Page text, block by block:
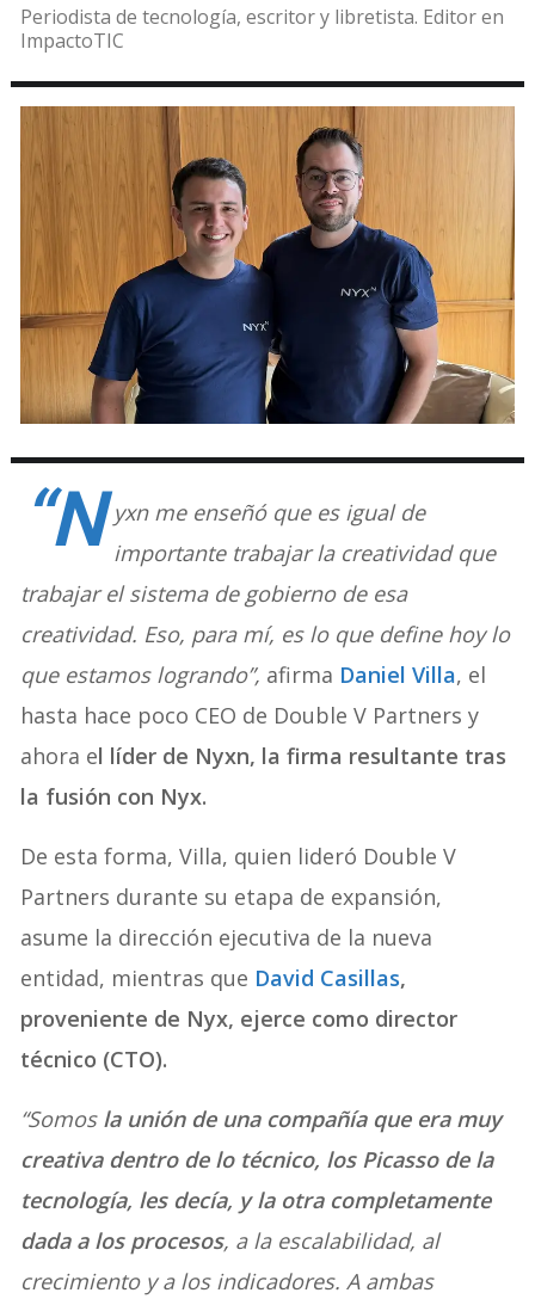
Periodista de tecnología, escritor y libretista. Editor en
ImpactoTIC
“N yxn me enseñó que es igual de
importante trabajar la creatividad que
trabajar el sistema de gobierno de esa
creatividad. Eso, para mí, es lo que define hoy lo
que estamos logrando”, afirma Daniel Villa, el
hasta hace poco CEO de Double V Partners y
ahora el líder de Nyxn, la firma resultante tras
la fusión con Nyx.
De esta forma, Villa, quien lideró Double V
Partners durante su etapa de expansión,
asume la dirección ejecutiva de la nueva
entidad, mientras que David Casillas,
proveniente de Nyx, ejerce como director
técnico (CTO).
“Somos la unión de una compañía que era muy
creativa dentro de lo técnico, los Picasso de la
tecnología, les decía, y la otra completamente
dada a los procesos, a la escalabilidad, al
crecimiento y a los indicadores. A ambas